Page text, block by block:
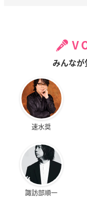
みんなが
速水奨
諏訪部順一